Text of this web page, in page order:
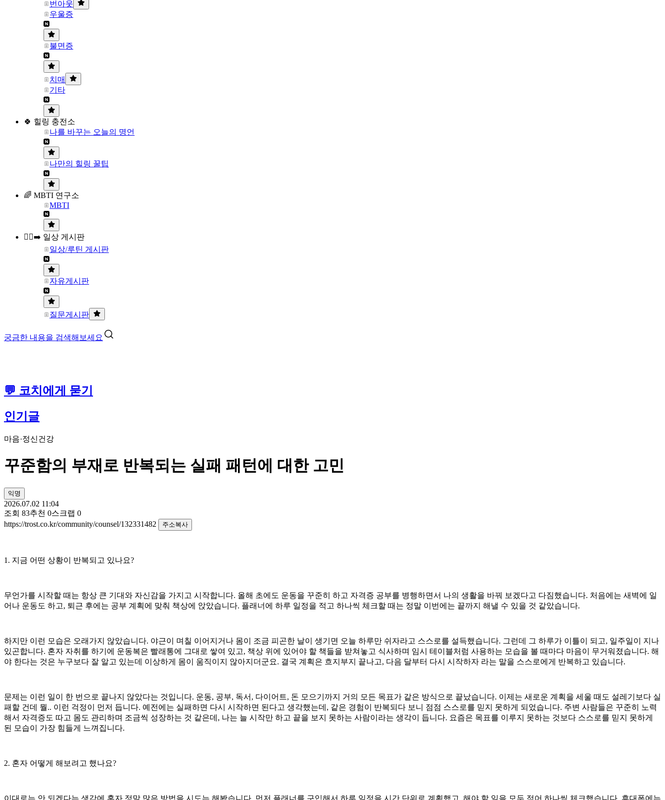
번아웃
우울증
불면증
치매
기타
🍀 힐링 충전소
나를 바꾸는 오늘의 명언
나만의 힐링 꿀팁
🌈 MBTI 연구소
MBTI
🏃‍♀️‍➡️ 일상 게시판
일상/루틴 게시판
자유게시판
질문게시판
궁금한 내용을 검색해보세요
💬 코치에게 묻기
인기글
마음·정신건강
꾸준함의 부재로 반복되는 실패 패턴에 대한 고민
익명
2026.07.02 11:04
조회 83추천 0스크랩 0
https://trost.co.kr/community/counsel/132331482
주소복사
1. 지금 어떤 상황이 반복되고 있나요?
무언가를 시작할 때는 항상 큰 기대와 자신감을 가지고 시작합니다. 올해 초에도 운동을 꾸준히 하고 자격증 공부를 병행하면서 나의 생활을 바꿔 보겠다고 다짐했습니다. 처음에는 새벽에 일
어나 운동도 하고, 퇴근 후에는 공부 계획에 맞춰 책상에 앉았습니다. 플래너에 하루 일정을 적고 하나씩 체크할 때는 정말 이번에는 끝까지 해낼 수 있을 것 같았습니다.
하지만 이런 모습은 오래가지 않았습니다. 야근이 며칠 이어지거나 몸이 조금 피곤한 날이 생기면 오늘 하루만 쉬자라고 스스로를 설득했습니다. 그런데 그 하루가 이틀이 되고, 일주일이 지나
있곤합니다. 혼자 자취를 하기에 운동복은 빨래통에 그대로 쌓여 있고, 책상 위에 있어야 할 책들을 받쳐놓고 식사하며 임시 테이블처럼 사용하는 모습을 볼 때마다 마음이 무거워졌습니다. 해
야 한다는 것은 누구보다 잘 알고 있는데 이상하게 몸이 움직이지 않아지더군요. 결국 계획은 흐지부지 끝나고, 다음 달부터 다시 시작하자 라는 말을 스스로에게 반복하고 있습니다.
문제는 이런 일이 한 번으로 끝나지 않았다는 것입니다. 운동, 공부, 독서, 다이어트, 돈 모으기까지 거의 모든 목표가 같은 방식으로 끝났습니다. 이제는 새로운 계획을 세울 때도 설레기보다 실
패할 건데 뭘.. 이런 걱정이 먼저 듭니다. 예전에는 실패하면 다시 시작하면 된다고 생각했는데, 같은 경험이 반복되다 보니 점점 스스로를 믿지 못하게 되었습니다. 주변 사람들은 꾸준히 노력
해서 자격증도 따고 몸도 관리하며 조금씩 성장하는 것 같은데, 나는 늘 시작만 하고 끝을 보지 못하는 사람이라는 생각이 듭니다. 요즘은 목표를 이루지 못하는 것보다 스스로를 믿지 못하게
된 모습이 가장 힘들게 느껴집니다.
2. 혼자 어떻게 해보려고 했나요?
이대로는 안 되겠다는 생각에 혼자 정말 많은 방법을 시도는 해봤습니다. 먼저 플래너를 구입해서 하루 일정을 시간 단위로 계획했고, 해야 할 일을 모두 적어 하나씩 체크했습니다. 휴대폰에는